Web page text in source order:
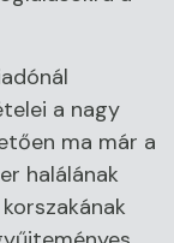
a nagy
ma már a
halálának